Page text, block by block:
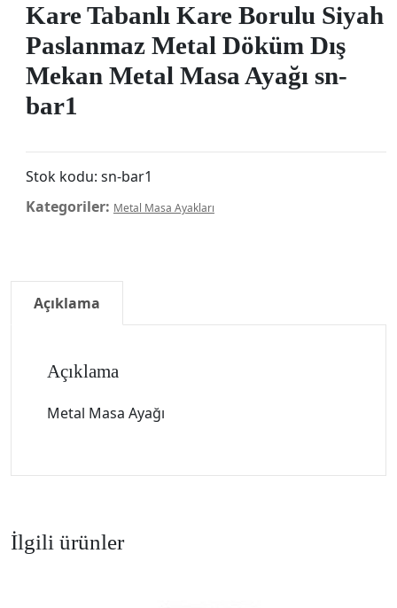
Kare Tabanlı Kare Borulu Siyah
Paslanmaz Metal Döküm Dış
Mekan Metal Masa Ayağı sn-
bar1
Stok kodu: sn-bar1
Kategoriler: Metal Masa Ayakları
Açıklama
Açıklama
Metal Masa Ayağı
İlgili ürünler